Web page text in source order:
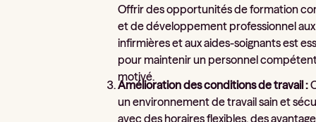
Offrir des opportunités de formation
et de développement professionnel aux
infirmières et aux aides-soignants est
pour maintenir un personnel
motivé.
Amélioration des conditions de travail :
un environnement de travail sain et
avec des horaires flexibles, des